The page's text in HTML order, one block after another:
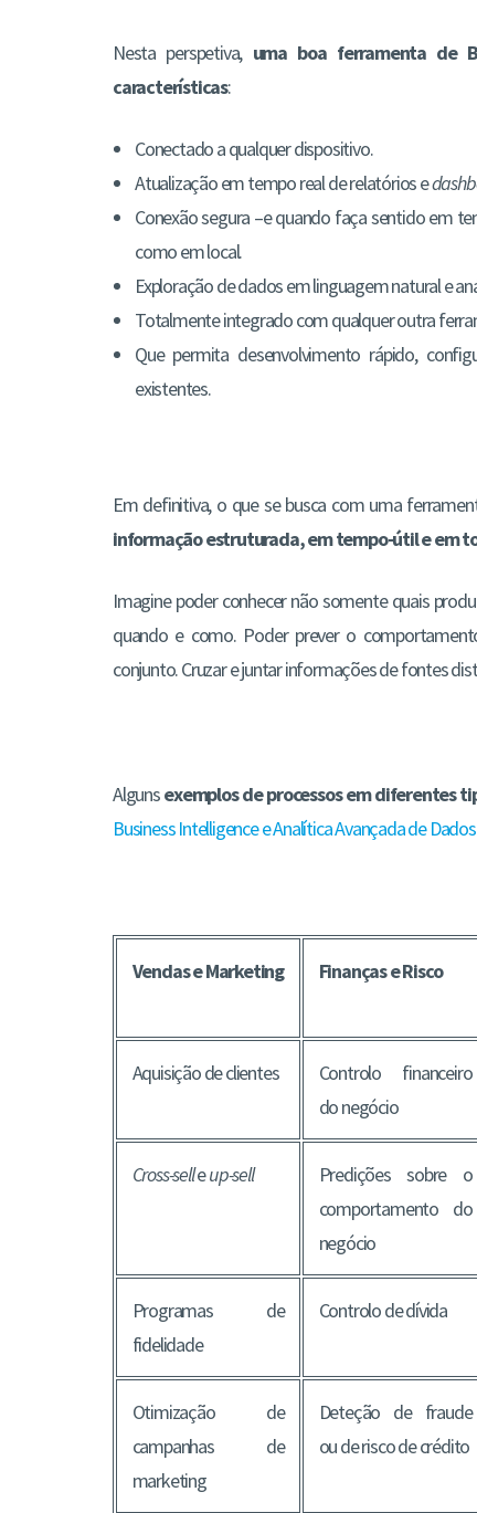
Nesta perspetiva, uma boa ferramenta de
características:
Conectado a qualquer dispositivo.
Atualização em tempo real de relatórios e
Conexão segura –e quando faça sentido em
como em local.
Exploração de dados em linguagem natural e
Totalmente integrado com qualquer outra
Que permita desenvolvimento rápido,
existentes.
Em definitiva, o que se busca com uma
informação estruturada, em tempo-útil e em
Imagine poder conhecer não somente quais
quando e como. Poder prever o
conjunto. Cruzar e juntar informações de fontes
Algunsexemplos de processos em diferentes
Business Intelligence e Analítica Avançada de Dados
Vendas e Marketing Finanças e Risco
Aquisição de clientes
Controlo financeiro
do negócio
Cross-selleup-sell
Predições sobre o
comportamento do
negócio
Programas de
fidelidade
Controlo de dívida
Otimização de
campanhas de
marketing
Deteção de fraude
ou de risco de crédito